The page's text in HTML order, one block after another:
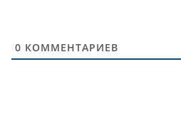
0 КОММЕНТАРИЕВ